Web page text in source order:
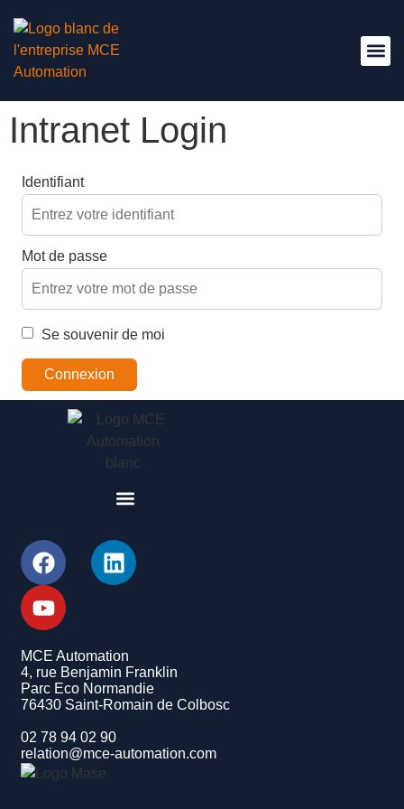
Intranet Login
Identifiant
Mot de passe
Se souvenir de moi
Connexion
MCE Automation
4, rue Benjamin Franklin
Parc Eco Normandie
76430 Saint-Romain de Colbosc
02 78 94 02 90
relation@mce-automation.com